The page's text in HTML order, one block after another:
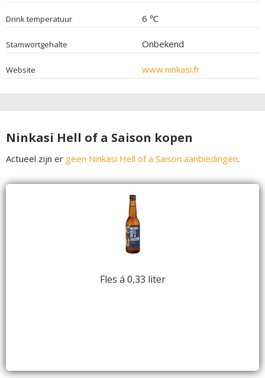
Drink temperatuur 6 ℃
Stamwortgehalte Onbekend
Website www.ninkasi.fr
Ninkasi Hell of a Saison kopen
Actueel zijn er geen Ninkasi Hell of a Saison aanbiedingen.
Fles á 0,33 liter